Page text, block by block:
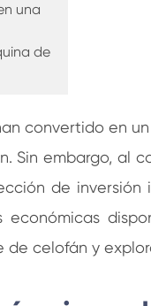
una
de
convertido en
Sin embargo, al
de
económicas
celofán y